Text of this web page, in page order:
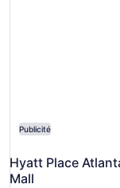
Publicité
Hyatt Place
Mall